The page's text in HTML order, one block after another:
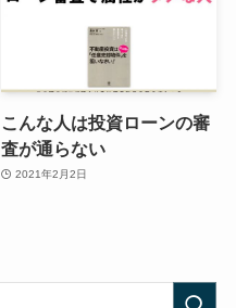
こんな人は投資ローンの審
査が通らない
2021年2月2日